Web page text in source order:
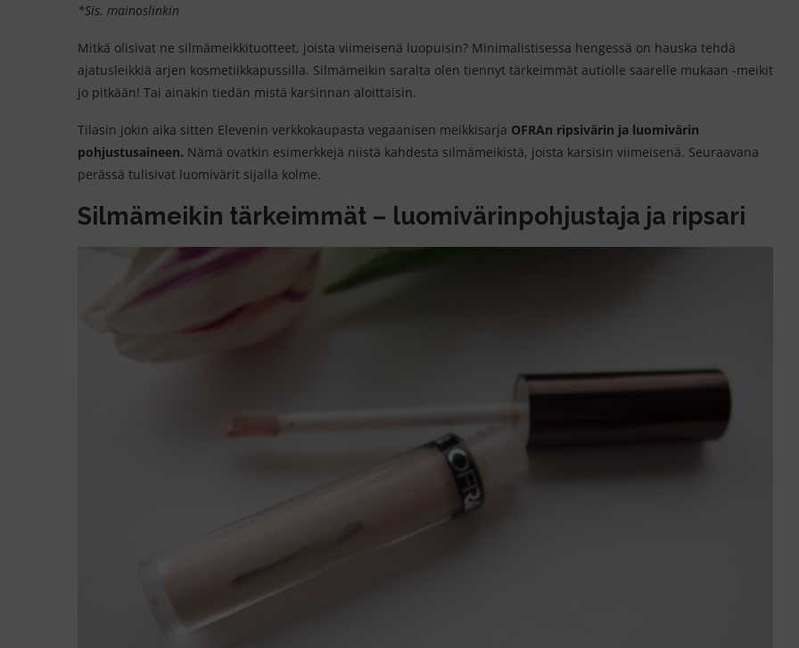
*Sis. mainoslinkin
Mitkä olisivat ne silmämeikkituotteet, joista viimeisenä luopuisin? Minimalistisessa hengessä on hauska tehdä
ajatusleikkiä arjen kosmetiikkapussilla. Silmämeikin saralta olen tiennyt tärkeimmät autiolle saarelle mukaan -meikit
jo pitkään! Tai ainakin tiedän mistä karsinnan aloittaisin.
Tilasin jokin aika sitten Elevenin verkkokaupasta vegaanisen meikkisarja OFRAn ripsivärin ja luomivärin
pohjustusaineen. Nämä ovatkin esimerkkejä niistä kahdesta silmämeikistä, joista karsisin viimeisenä. Seuraavana
perässä tulisivat luomivärit sijalla kolme.
Silmämeikin tärkeimmät – luomivärinpohjustaja ja ripsari